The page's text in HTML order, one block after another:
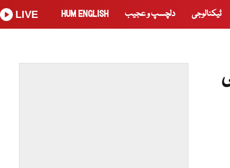
ٹیکنالوجی دلچسپ و عجیب HUM ENGLISH
LIVE